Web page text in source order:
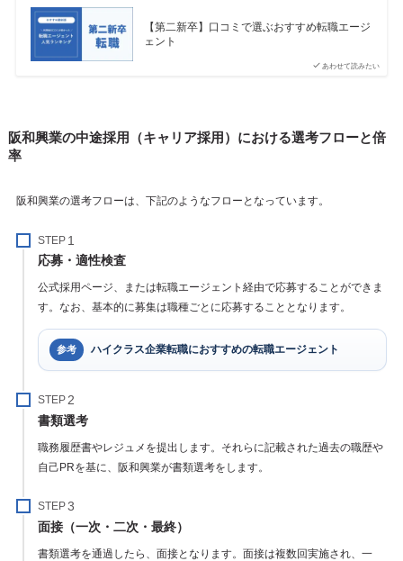
あわせて読みたい
【第二新卒】口コミで選ぶおすすめ転職エージ
ェント
阪和興業の中途採用（キャリア採用）における選考フローと倍
率
阪和興業の選考フローは、下記のようなフローとなっています。
STEP
応募・適性検査
公式採用ページ、または転職エージェント経由で応募することができま
す。なお、基本的に募集は職種ごとに応募することとなります。
参考 ハイクラス企業転職におすすめの転職エージェント
STEP
書類選考
職務履歴書やレジュメを提出します。それらに記載された過去の職歴や
自己PRを基に、阪和興業が書類選考をします。
STEP
面接（一次・二次・最終）
書類選考を通過したら、面接となります。面接は複数回実施され、一